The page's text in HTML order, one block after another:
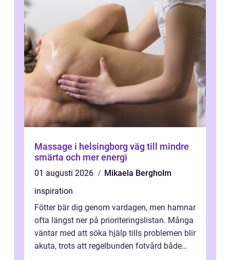
Massage i helsingborg väg till mindre
smärta och mer energi
01 augusti 2026
Mikaela Bergholm
inspiration
Fötter bär dig genom vardagen, men hamnar
ofta längst ner på prioriteringslistan. Många
väntar med att söka hjälp tills problemen blir
akuta, trots att regelbunden fotvård både